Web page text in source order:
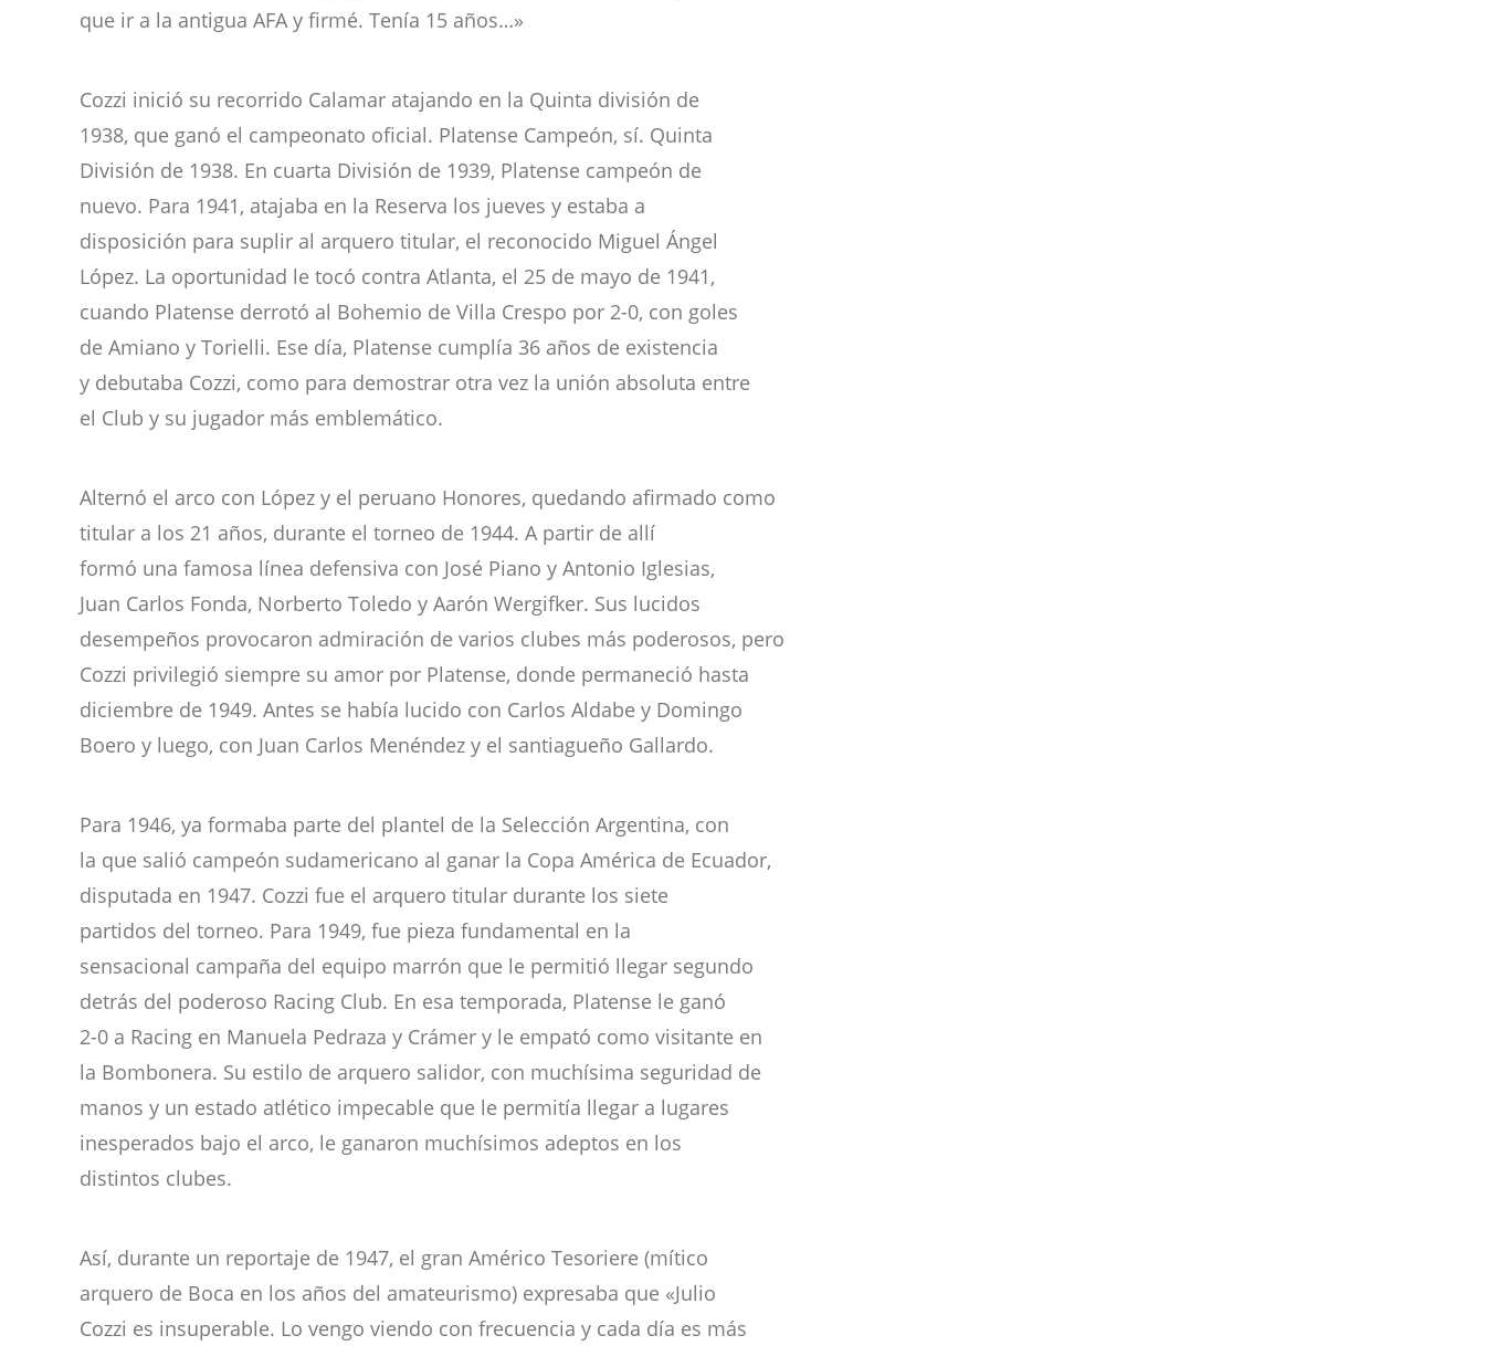
que ir a la antigua AFA y firmé. Tenía 15 años…»
Cozzi inició su recorrido Calamar atajando en la Quinta división de
1938, que ganó el campeonato oficial. Platense Campeón, sí. Quinta
División de 1938. En cuarta División de 1939, Platense campeón de
nuevo. Para 1941, atajaba en la Reserva los jueves y estaba a
disposición para suplir al arquero titular, el reconocido Miguel Ángel
López. La oportunidad le tocó contra Atlanta, el 25 de mayo de 1941,
cuando Platense derrotó al Bohemio de Villa Crespo por 2-0, con goles
de Amiano y Torielli. Ese día, Platense cumplía 36 años de existencia
y debutaba Cozzi, como para demostrar otra vez la unión absoluta entre
el Club y su jugador más emblemático.
Alternó el arco con López y el peruano Honores, quedando afirmado como
titular a los 21 años, durante el torneo de 1944. A partir de allí
formó una famosa línea defensiva con José Piano y Antonio Iglesias,
Juan Carlos Fonda, Norberto Toledo y Aarón Wergifker. Sus lucidos
desempeños provocaron admiración de varios clubes más poderosos, pero
Cozzi privilegió siempre su amor por Platense, donde permaneció hasta
diciembre de 1949. Antes se había lucido con Carlos Aldabe y Domingo
Boero y luego, con Juan Carlos Menéndez y el santiagueño Gallardo.
Para 1946, ya formaba parte del plantel de la Selección Argentina, con
la que salió campeón sudamericano al ganar la Copa América de Ecuador,
disputada en 1947. Cozzi fue el arquero titular durante los siete
partidos del torneo. Para 1949, fue pieza fundamental en la
sensacional campaña del equipo marrón que le permitió llegar segundo
detrás del poderoso Racing Club. En esa temporada, Platense le ganó
2-0 a Racing en Manuela Pedraza y Crámer y le empató como visitante en
la Bombonera. Su estilo de arquero salidor, con muchísima seguridad de
manos y un estado atlético impecable que le permitía llegar a lugares
inesperados bajo el arco, le ganaron muchísimos adeptos en los
distintos clubes.
Así, durante un reportaje de 1947, el gran Américo Tesoriere (mítico
arquero de Boca en los años del amateurismo) expresaba que «Julio
Cozzi es insuperable. Lo vengo viendo con frecuencia y cada día es más